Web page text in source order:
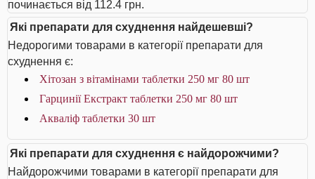
починається від 112.4 грн.
Які препарати для схуднення найдешевші?
Недорогими товарами в категорії препарати для
схуднення є:
Хітозан з вітамінами таблетки 250 мг 80 шт
Гарцинії Екстракт таблетки 250 мг 80 шт
Акваліф таблетки 30 шт
Які препарати для схуднення є найдорожчими?
Найдорожчими товарами в категорії препарати для